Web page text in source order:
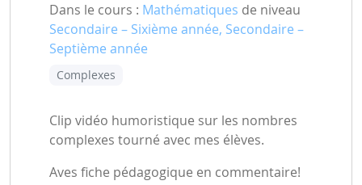
Dans le cours : Mathématiques de niveau
Secondaire – Sixième année, Secondaire –
Septième année
Complexes
Clip vidéo humoristique sur les nombres
complexes tourné avec mes élèves.
Aves fiche pédagogique en commentaire!